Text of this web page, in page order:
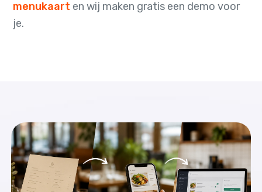
menukaart en wij maken gratis een demo voor
je.